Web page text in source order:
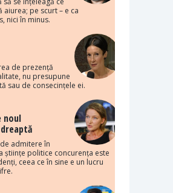
pe scurt – e ca
nici în minus.
de prezență
nu presupune
sau de consecințele ei.
noul
admitere în
științe politice concurența este
ceea ce în sine e un lucru